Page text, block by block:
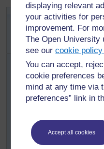
displaying relevant
your activities for
improvement. For
The Open University
see ourcookie
You can accept,
cookie preferences
mind at any time via
preferences” link in
Accept all cookies
Activité 1 :
peut faire avec
l’ombre.
quand il fait nuit en
mur avec ses mains. (voir
chinoises)Donnez-leur
d’inventer des images
agrandir ou rapetisser
Les élèves doivent